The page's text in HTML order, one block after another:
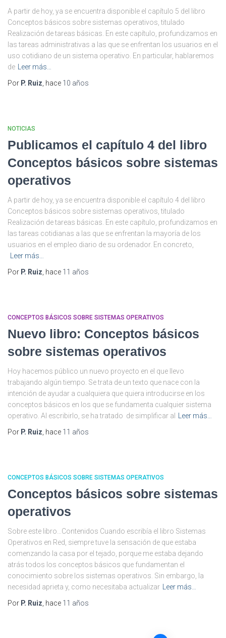
A partir de hoy, ya se encuentra disponible el capítulo 5 del libro
Conceptos básicos sobre sistemas operativos, titulado
Realización de tareas básicas. En este capítulo, profundizamos en
las tareas administrativas a las que se enfrentan los usuarios en el
uso cotidiano de un sistema operativo. En particular, hablaremos
de
Leer más…
Por P. Ruiz , hace 10 años
NOTICIAS
Publicamos el capítulo 4 del libro
Conceptos básicos sobre sistemas
operativos
A partir de hoy, ya se encuentra disponible el capítulo 4 del libro
Conceptos básicos sobre sistemas operativos, titulado
Realización de tareas básicas. En este capítulo, profundizamos en
las tareas cotidianas a las que se enfrentan la mayoría de los
usuarios en el empleo diario de su ordenador. En concreto,
Leer más…
Por P. Ruiz , hace 11 años
CONCEPTOS BÁSICOS SOBRE SISTEMAS OPERATIVOS
Nuevo libro: Conceptos básicos
sobre sistemas operativos
Hoy hacemos público un nuevo proyecto en el que llevo
trabajando algún tiempo. Se trata de un texto que nace con la
intención de ayudar a cualquiera que quiera introducirse en los
conceptos básicos en los que se fundamenta cualquier sistema
operativo. Al escribirlo, se ha tratado de simplificar al
Leer más…
Por P. Ruiz , hace 11 años
CONCEPTOS BÁSICOS SOBRE SISTEMAS OPERATIVOS
Conceptos básicos sobre sistemas
operativos
Sobre este libro…Contenidos Cuando escribía el libro Sistemas
Operativos en Red, siempre tuve la sensación de que estaba
comenzando la casa por el tejado, porque me estaba dejando
atrás todos los conceptos básicos que fundamentan el
conocimiento sobre los sistemas operativos. Sin embargo, la
necesidad aprieta y, como necesitaba actualizar
Leer más…
Por P. Ruiz , hace 11 años